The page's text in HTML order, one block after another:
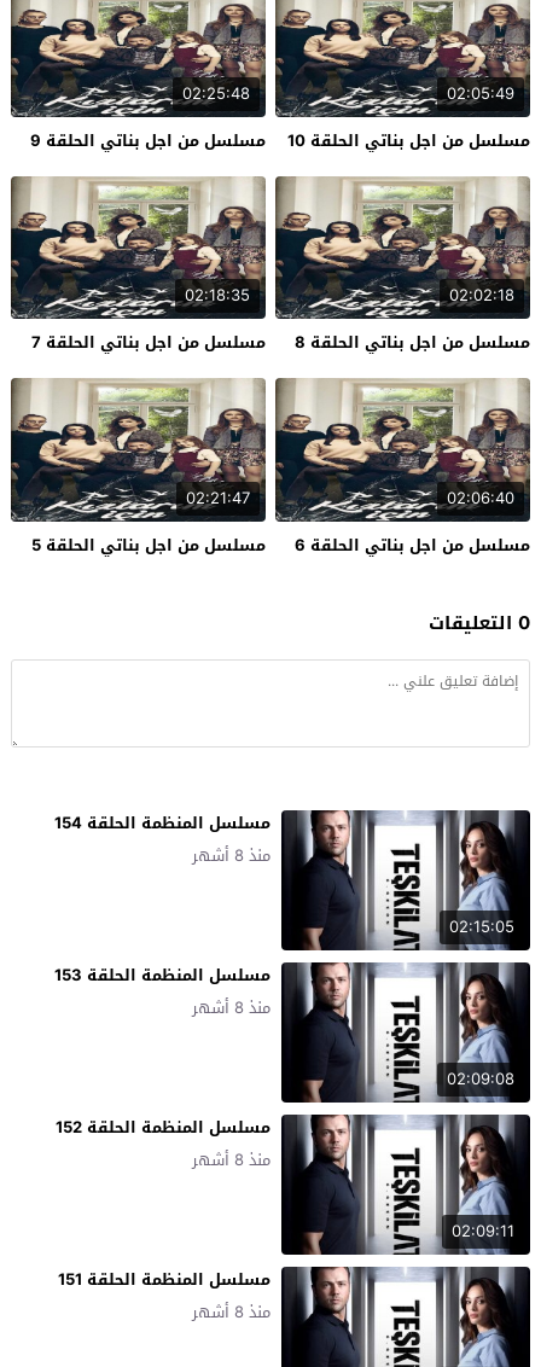
02:05:49
مسلسل من اجل بناتي الحلقة 10
02:25:48
مسلسل من اجل بناتي الحلقة 9
02:02:18
مسلسل من اجل بناتي الحلقة 8
02:18:35
مسلسل من اجل بناتي الحلقة 7
02:06:40
مسلسل من اجل بناتي الحلقة 6
02:21:47
مسلسل من اجل بناتي الحلقة 5
0 التعليقات
02:15:05
مسلسل المنظمة الحلقة 154
منذ 8 أشهر
02:09:08
مسلسل المنظمة الحلقة 153
منذ 8 أشهر
02:09:11
مسلسل المنظمة الحلقة 152
منذ 8 أشهر
مسلسل المنظمة الحلقة 151
منذ 8 أشهر